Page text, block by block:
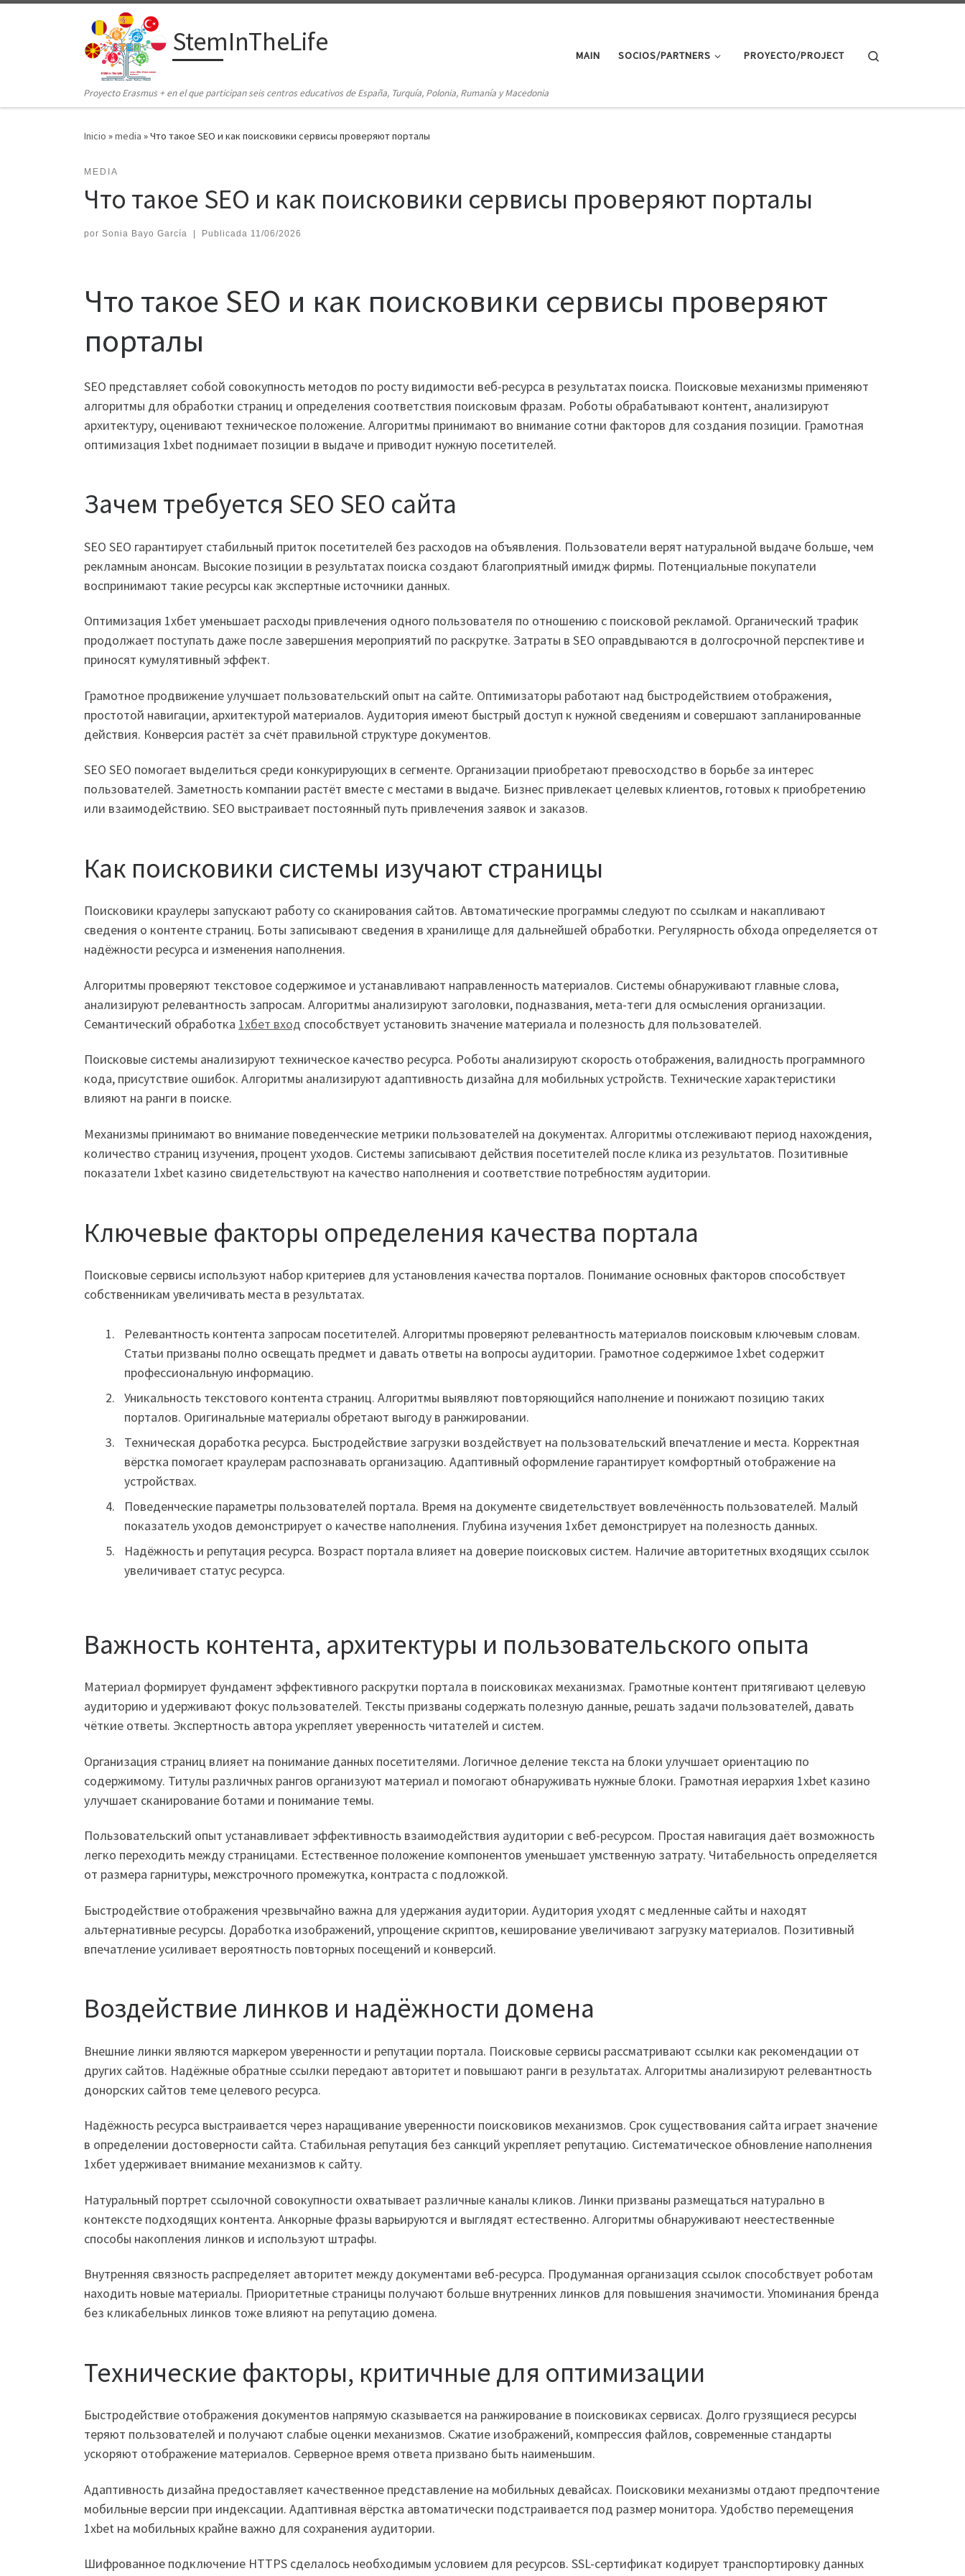
Saltar al contenido
StemInTheLife
Proyecto Erasmus + en el que participan seis centros educativos de España, Turquía, Polonia, Rumanía y Macedonia
MAIN SOCIOS/PARTNERS PROYECTO/PROJECT
Inicio »media »Что такое SEO и как поисковики сервисы проверяют порталы
MEDIA
Что такое SEO и как поисковики сервисы проверяют порталы
por Sonia Bayo García Publicada 11/06/2026
Что такое SEO и как поисковики сервисы проверяют
порталы
SEO представляет собой совокупность методов по росту видимости веб-ресурса в результатах поиска. Поисковые механизмы применяют
алгоритмы для обработки страниц и определения соответствия поисковым фразам. Роботы обрабатывают контент, анализируют
архитектуру, оценивают техническое положение. Алгоритмы принимают во внимание сотни факторов для создания позиции. Грамотная
оптимизация 1xbet поднимает позиции в выдаче и приводит нужную посетителей.
Зачем требуется SEO SEO сайта
SEO SEO гарантирует стабильный приток посетителей без расходов на объявления. Пользователи верят натуральной выдаче больше, чем
рекламным анонсам. Высокие позиции в результатах поиска создают благоприятный имидж фирмы. Потенциальные покупатели
воспринимают такие ресурсы как экспертные источники данных.
Оптимизация 1хбет уменьшает расходы привлечения одного пользователя по отношению с поисковой рекламой. Органический трафик
продолжает поступать даже после завершения мероприятий по раскрутке. Затраты в SEO оправдываются в долгосрочной перспективе и
приносят кумулятивный эффект.
Грамотное продвижение улучшает пользовательский опыт на сайте. Оптимизаторы работают над быстродействием отображения,
простотой навигации, архитектурой материалов. Аудитория имеют быстрый доступ к нужной сведениям и совершают запланированные
действия. Конверсия растёт за счёт правильной структуре документов.
SEO SEO помогает выделиться среди конкурирующих в сегменте. Организации приобретают превосходство в борьбе за интерес
пользователей. Заметность компании растёт вместе с местами в выдаче. Бизнес привлекает целевых клиентов, готовых к приобретению
или взаимодействию. SEO выстраивает постоянный путь привлечения заявок и заказов.
Как поисковики системы изучают страницы
Поисковики краулеры запускают работу со сканирования сайтов. Автоматические программы следуют по ссылкам и накапливают
сведения о контенте страниц. Боты записывают сведения в хранилище для дальнейшей обработки. Регулярность обхода определяется от
надёжности ресурса и изменения наполнения.
Алгоритмы проверяют текстовое содержимое и устанавливают направленность материалов. Системы обнаруживают главные слова,
анализируют релевантность запросам. Алгоритмы анализируют заголовки, подназвания, мета-теги для осмысления организации.
Семантический обработка 1хбет вход способствует установить значение материала и полезность для пользователей.
Поисковые системы анализируют техническое качество ресурса. Роботы анализируют скорость отображения, валидность программного
кода, присутствие ошибок. Алгоритмы анализируют адаптивность дизайна для мобильных устройств. Технические характеристики
влияют на ранги в поиске.
Механизмы принимают во внимание поведенческие метрики пользователей на документах. Алгоритмы отслеживают период нахождения,
количество страниц изучения, процент уходов. Системы записывают действия посетителей после клика из результатов. Позитивные
показатели 1xbet казино свидетельствуют на качество наполнения и соответствие потребностям аудитории.
Ключевые факторы определения качества портала
Поисковые сервисы используют набор критериев для установления качества порталов. Понимание основных факторов способствует
собственникам увеличивать места в результатах.
Релевантность контента запросам посетителей. Алгоритмы проверяют релевантность материалов поисковым ключевым словам.
Статьи призваны полно освещать предмет и давать ответы на вопросы аудитории. Грамотное содержимое 1xbet содержит
профессиональную информацию.
Уникальность текстового контента страниц. Алгоритмы выявляют повторяющийся наполнение и понижают позицию таких
порталов. Оригинальные материалы обретают выгоду в ранжировании.
Техническая доработка ресурса. Быстродействие загрузки воздействует на пользовательский впечатление и места. Корректная
вёрстка помогает краулерам распознавать организацию. Адаптивный оформление гарантирует комфортный отображение на
устройствах.
Поведенческие параметры пользователей портала. Время на документе свидетельствует вовлечённость пользователей. Малый
показатель уходов демонстрирует о качестве наполнения. Глубина изучения 1хбет демонстрирует на полезность данных.
Надёжность и репутация ресурса. Возраст портала влияет на доверие поисковых систем. Наличие авторитетных входящих ссылок
увеличивает статус ресурса.
Важность контента, архитектуры и пользовательского опыта
Материал формирует фундамент эффективного раскрутки портала в поисковиках механизмах. Грамотные контент притягивают целевую
аудиторию и удерживают фокус пользователей. Тексты призваны содержать полезную данные, решать задачи пользователей, давать
чёткие ответы. Экспертность автора укрепляет уверенность читателей и систем.
Организация страниц влияет на понимание данных посетителями. Логичное деление текста на блоки улучшает ориентацию по
содержимому. Титулы различных рангов организуют материал и помогают обнаруживать нужные блоки. Грамотная иерархия 1xbet казино
улучшает сканирование ботами и понимание темы.
Пользовательский опыт устанавливает эффективность взаимодействия аудитории с веб-ресурсом. Простая навигация даёт возможность
легко переходить между страницами. Естественное положение компонентов уменьшает умственную затрату. Читабельность определяется
от размера гарнитуры, межстрочного промежутка, контраста с подложкой.
Быстродействие отображения чрезвычайно важна для удержания аудитории. Аудитория уходят с медленные сайты и находят
альтернативные ресурсы. Доработка изображений, упрощение скриптов, кеширование увеличивают загрузку материалов. Позитивный
впечатление усиливает вероятность повторных посещений и конверсий.
Воздействие линков и надёжности домена
Внешние линки являются маркером уверенности и репутации портала. Поисковые сервисы рассматривают ссылки как рекомендации от
других сайтов. Надёжные обратные ссылки передают авторитет и повышают ранги в результатах. Алгоритмы анализируют релевантность
донорских сайтов теме целевого ресурса.
Надёжность ресурса выстраивается через наращивание уверенности поисковиков механизмов. Срок существования сайта играет значение
в определении достоверности сайта. Стабильная репутация без санкций укрепляет репутацию. Систематическое обновление наполнения
1хбет удерживает внимание механизмов к сайту.
Натуральный портрет ссылочной совокупности охватывает различные каналы кликов. Линки призваны размещаться натурально в
контексте подходящих контента. Анкорные фразы варьируются и выглядят естественно. Алгоритмы обнаруживают неестественные
способы накопления линков и используют штрафы.
Внутренняя связность распределяет авторитет между документами веб-ресурса. Продуманная организация ссылок способствует роботам
находить новые материалы. Приоритетные страницы получают больше внутренних линков для повышения значимости. Упоминания бренда
без кликабельных линков тоже влияют на репутацию домена.
Технические факторы, критичные для оптимизации
Быстродействие отображения документов напрямую сказывается на ранжирование в поисковиках сервисах. Долго грузящиеся ресурсы
теряют пользователей и получают слабые оценки механизмов. Сжатие изображений, компрессия файлов, современные стандарты
ускоряют отображение материалов. Серверное время ответа призвано быть наименьшим.
Адаптивность дизайна предоставляет качественное представление на мобильных девайсах. Поисковики механизмы отдают предпочтение
мобильные версии при индексации. Адаптивная вёрстка автоматически подстраивается под размер монитора. Удобство перемещения
1xbet на мобильных крайне важно для сохранения аудитории.
Шифрованное подключение HTTPS сделалось необходимым условием для ресурсов. SSL-сертификат кодирует транспортировку данных